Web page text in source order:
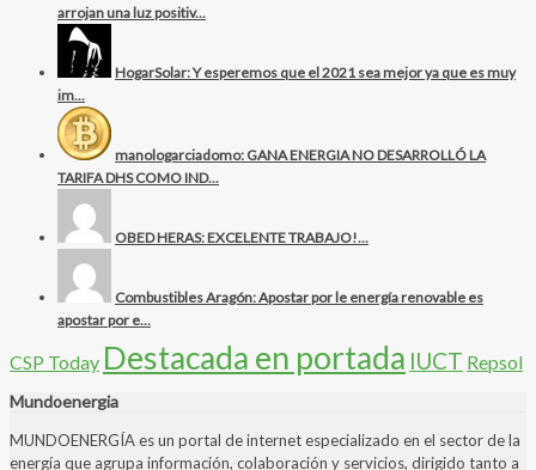
arrojan una luz positiv...
HogarSolar: Y esperemos que el 2021 sea mejor ya que es muy
im...
manologarciadomo: GANA ENERGIA NO DESARROLLÓ LA
TARIFA DHS COMO IND...
OBED HERAS: EXCELENTE TRABAJO!...
Combustibles Aragón: Apostar por le energía renovable es
apostar por e...
CSP Today Destacada en portada IUCT Repsol
Mundoenergia
MUNDOENERGÍA es un portal de internet especializado en el sector de la
energía que agrupa información, colaboración y servicios, dirigido tanto a